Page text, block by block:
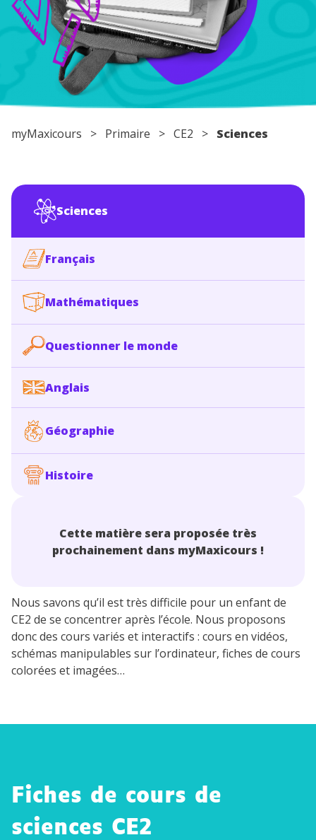
Conseils pour les parents
myMaxicours > Primaire > CE2 > Sciences
Sciences
Français
Mathématiques
Questionner le monde
Anglais
Géographie
Histoire
Cette matière sera proposée très
prochainement dans myMaxicours !
Nous savons qu’il est très difficile pour un enfant de
CE2 de se concentrer après l’école. Nous proposons
donc des cours variés et interactifs : cours en vidéos,
schémas manipulables sur l’ordinateur, fiches de cours
colorées et imagées…
Fiches de cours de
sciences CE2